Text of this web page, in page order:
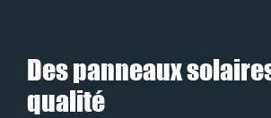
Des panneaux
qualité